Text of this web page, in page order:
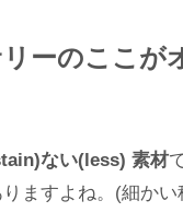
ーのここが
ない(less) 素材
ますよね。(細か